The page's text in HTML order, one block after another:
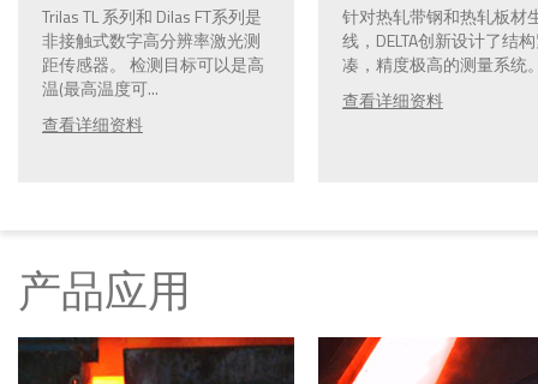
Trilas TL 系列和 Dilas FT系列是
非接触式数字高分辨率激光测
距传感器。 检测目标可以是高
温(最高温度可...
查看详细资料
针对热轧带钢和热轧板材
线，DELTA创新设计了结
凑，精度极高的测量系统
查看详细资料
产品应用